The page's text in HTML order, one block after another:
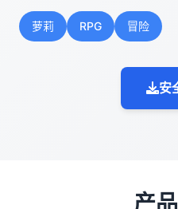
萝莉 RPG 冒险
安
产